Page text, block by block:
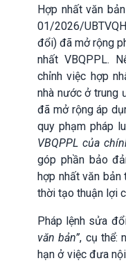
Hợp nhất văn
01/2026/
đổi) đã mở rộng
nhất VBQPPL.
chỉnh việc hợp
nhà nước ở trung
đã mở rộng áp
quy phạm pháp
VBQPPL của
góp phần bảo
hợp nhất văn
thời tạo thuận lợi
Pháp lệnh sửa
văn bản”, cụ thể:
hạn ở việc đưa